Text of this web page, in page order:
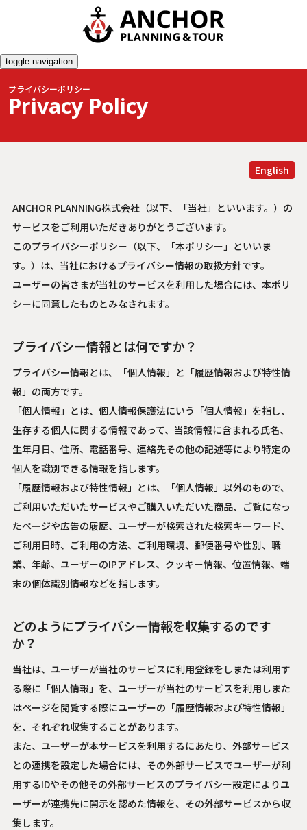
toggle navigation
プライバシーポリシー
Privacy Policy
English
ANCHOR PLANNING株式会社（以下、「当社」といいます。）の
サービスをご利用いただきありがとうございます。
このプライバシーポリシー（以下、「本ポリシー」といいま
す。）は、当社におけるプライバシー情報の取扱方針です。
ユーザーの皆さまが当社のサービスを利用した場合には、本ポリ
シーに同意したものとみなされます。
プライバシー情報とは何ですか？
プライバシー情報とは、「個人情報」と「履歴情報および特性情
報」の両方です。
「個人情報」とは、個人情報保護法にいう「個人情報」を指し、
生存する個人に関する情報であって、当該情報に含まれる氏名、
生年月日、住所、電話番号、連絡先その他の記述等により特定の
個人を識別できる情報を指します。
「履歴情報および特性情報」とは、「個人情報」以外のもので、
ご利用いただいたサービスやご購入いただいた商品、ご覧になっ
たページや広告の履歴、ユーザーが検索された検索キーワード、
ご利用日時、ご利用の方法、ご利用環境、郵便番号や性別、職
業、年齢、ユーザーのIPアドレス、クッキー情報、位置情報、端
末の個体識別情報などを指します。
どのようにプライバシー情報を収集するのです
か？
当社は、ユーザーが当社のサービスに利用登録をしまたは利用す
る際に「個人情報」を、ユーザーが当社のサービスを利用しまた
はページを閲覧する際にユーザーの「履歴情報および特性情報」
を、それぞれ収集することがあります。
また、ユーザーが本サービスを利用するにあたり、外部サービス
との連携を設定した場合には、その外部サービスでユーザーが利
用するIDやその他その外部サービスのプライバシー設定によりユ
ーザーが連携先に開示を認めた情報を、その外部サービスから収
集します。